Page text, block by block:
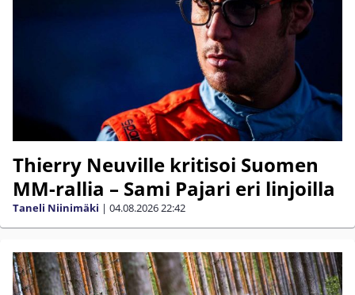
Thierry Neuville kritisoi Suomen
MM-rallia – Sami Pajari eri linjoilla
Taneli Niinimäki | 04.08.202622:42